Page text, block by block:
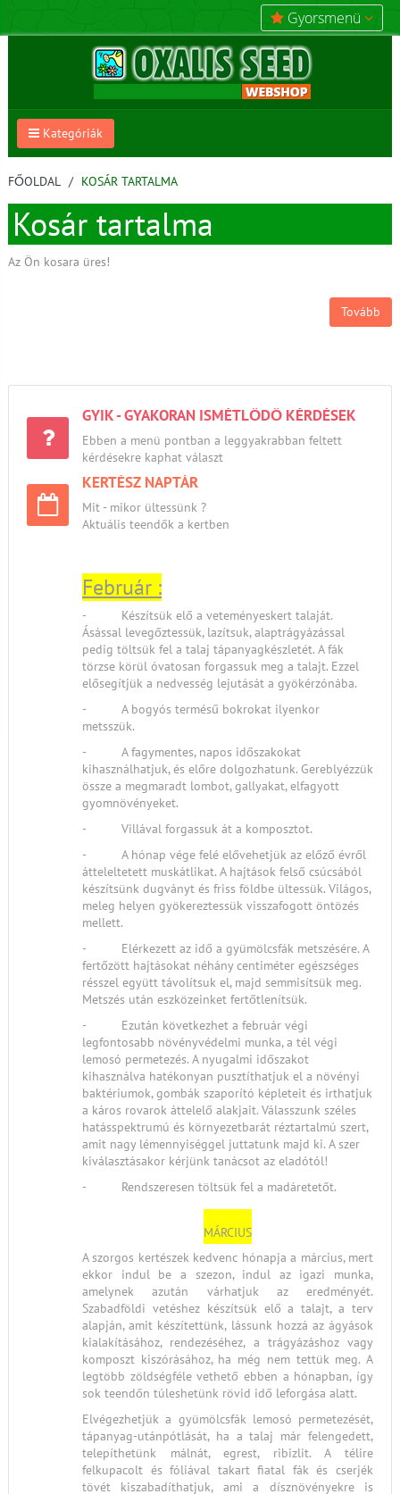
Gyorsmenü
Kategóriák
FŐOLDAL KOSÁR TARTALMA
Kosár tartalma
Az Ön kosara üres!
Tovább
GYIK - GYAKORAN ISMÉTLŐDŐ KÉRDÉSEK
Ebben a menü pontban a leggyakrabban feltett
kérdésekre kaphat választ
KERTÉSZ NAPTÁR
Mit - mikor ültessünk ?
Aktuális teendők a kertben
Február :
- Készítsük elő a veteményeskert talaját.
Ásással levegőztessük, lazítsuk, alaptrágyázással
pedig töltsük fel a talaj tápanyagkészletét. A fák
törzse körül óvatosan forgassuk meg a talajt. Ezzel
elősegítjük a nedvesség lejutását a gyökérzónába.
- A bogyós termésű bokrokat ilyenkor
metsszük.
- A fagymentes, napos időszakokat
kihasználhatjuk, és előre dolgozhatunk. Gereblyézzük
össze a megmaradt lombot, gallyakat, elfagyott
gyomnövényeket.
- Villával forgassuk át a komposztot.
- A hónap vége felé elővehetjük az előző évről
átteleltetett muskátlikat. A hajtások felső csúcsából
készítsünk dugványt és friss földbe ültessük. Világos,
meleg helyen gyökereztessük visszafogott öntözés
mellett.
- Elérkezett az idő a gyümölcsfák metszésére. A
fertőzött hajtásokat néhány centiméter egészséges
résszel együtt távolítsuk el, majd semmisítsük meg.
Metszés után eszközeinket fertőtlenítsük.
- Ezután következhet a február végi
legfontosabb növényvédelmi munka, a tél végi
lemosó permetezés. A nyugalmi időszakot
kihasználva hatékonyan pusztíthatjuk el a növényi
baktériumok, gombák szaporító képleteit és irthatjuk
a káros rovarok áttelelő alakjait. Válasszunk széles
hatásspektrumú és környezetbarát réztartalmú szert,
amit nagy lémennyiséggel juttatunk majd ki. A szer
kiválasztásakor kérjünk tanácsot az eladótól!
- Rendszeresen töltsük fel a madáretetőt.
MÁRCIUS
A szorgos kertészek kedvenc hónapja a március, mert
ekkor indul be a szezon, indul az igazi munka,
amelynek azután várhatjuk az eredményét.
Szabadföldi vetéshez készítsük elő a talajt, a terv
alapján, amit készítettünk, lássunk hozzá az ágyások
kialakításához, rendezéséhez, a trágyázáshoz vagy
komposzt kiszórásához, ha még nem tettük meg. A
legtöbb zöldségféle vethető ebben a hónapban, így
sok teendőn túleshetünk rövid idő leforgása alatt.
Elvégezhetjük a gyümölcsfák lemosó permetezését,
tápanyag-utánpótlását, ha a talaj már felengedett,
telepíthetünk málnát, egrest, ribizlit. A télire
felkupacolt és fóliával takart fiatal fák és cserjék
tövét kiszabadíthatjuk, ami a dísznövényekre is